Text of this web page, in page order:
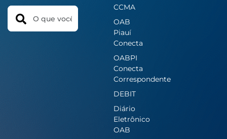
Search
CCMA
OAB
Piauí
Conecta
OABPI
Conecta
Correspondente
DEBIT
Diário
Eletrônico
OAB